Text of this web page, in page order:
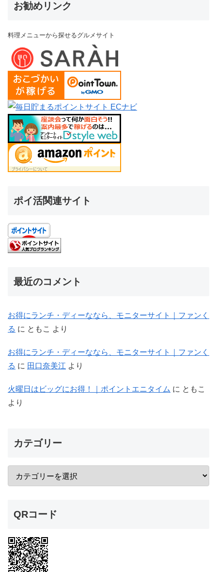
お勧めリンク
料理メニューから探せるグルメサイト
ポイ活関連サイト
最近のコメント
お得にランチ・ディーななら、モニターサイト｜ファンく
る に ともこ より
お得にランチ・ディーななら、モニターサイト｜ファンく
る に 田口奈美江 より
火曜日はビッグにお得！｜ポイントエニタイム に ともこ
より
カテゴリー
QRコード